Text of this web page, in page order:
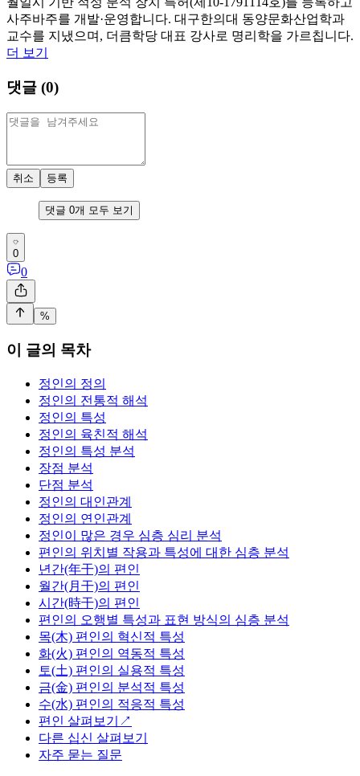
사주바주를 개발·운영합니다. 대구한의대 동양문화산업학과
교수를 지냈으며, 더큼학당 대표 강사로 명리학을 가르칩니다.
더 보기
댓글 (0)
취소 등록
댓글 0개 모두 보기
0
0
%
이 글의 목차
정인의 정의
정인의 전통적 해석
정인의 특성
정인의 육친적 해석
정인의 특성 분석
장점 분석
단점 분석
정인의 대인관계
정인의 연인관계
정인이 많은 경우 심층 심리 분석
편인의 위치별 작용과 특성에 대한 심층 분석
년간(年干)의 편인
월간(月干)의 편인
시간(時干)의 편인
편인의 오행별 특성과 표현 방식의 심층 분석
목(木) 편인의 혁신적 특성
화(火) 편인의 역동적 특성
토(土) 편인의 실용적 특성
금(金) 편인의 분석적 특성
수(水) 편인의 적응적 특성
편인 살펴보기↗️
다른 십신 살펴보기
자주 묻는 질문